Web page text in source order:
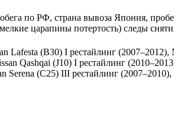
по РФ, страна вывоза Япония,
царапины потертость) следы
(B30) I рестайлинг
Qashqai (J10) I рестайлинг
Serena (C25) III рестайлинг